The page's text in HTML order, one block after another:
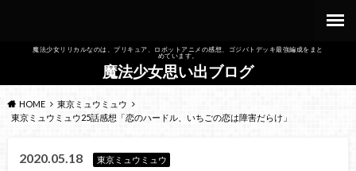
魔法少女リリカルなのは、プリキュア、ロボットアニメの感想、ゴジバトデッキ最強編成をまと
めています。
魔法少女思い出ブログ
HOME
東京ミュウミュウ
東京ミュウミュウ25話感想「恋のハードル、いちごの恋は障害だらけ」
2020.05.18 東京ミュウミュウ